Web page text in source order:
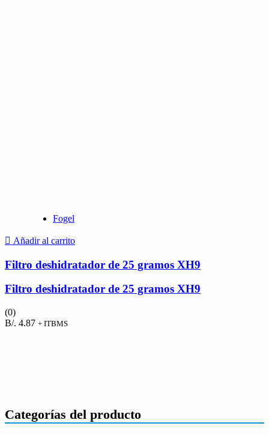
Fogel
Añadir al carrito
Filtro deshidratador de 25 gramos XH9
Filtro deshidratador de 25 gramos XH9
(0)
B/. 4.87 + ITBMS
Categorías del producto